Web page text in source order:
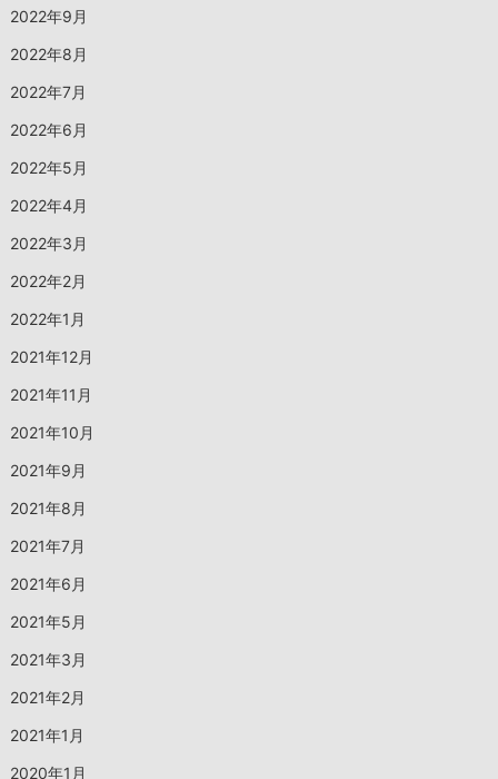
2022年9月
2022年8月
2022年7月
2022年6月
2022年5月
2022年4月
2022年3月
2022年2月
2022年1月
2021年12月
2021年11月
2021年10月
2021年9月
2021年8月
2021年7月
2021年6月
2021年5月
2021年3月
2021年2月
2021年1月
2020年1月